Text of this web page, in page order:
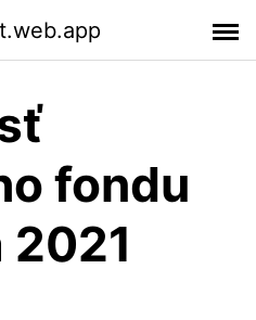
fondu